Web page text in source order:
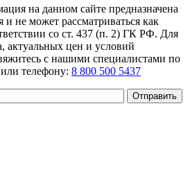
на данном сайте предназначена
и не может рассматриваться как
со ст. 437 (п. 2) ГК РФ. Для
актуальных цен и условий
с нашими специалистами по
или телефону: 8 800 500 5437